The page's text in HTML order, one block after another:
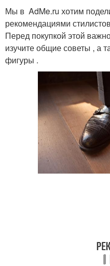
Мы в AdMe.ru хотим
рекомендациями
Перед покупкой этой
изучите общие советы , а
фигуры .